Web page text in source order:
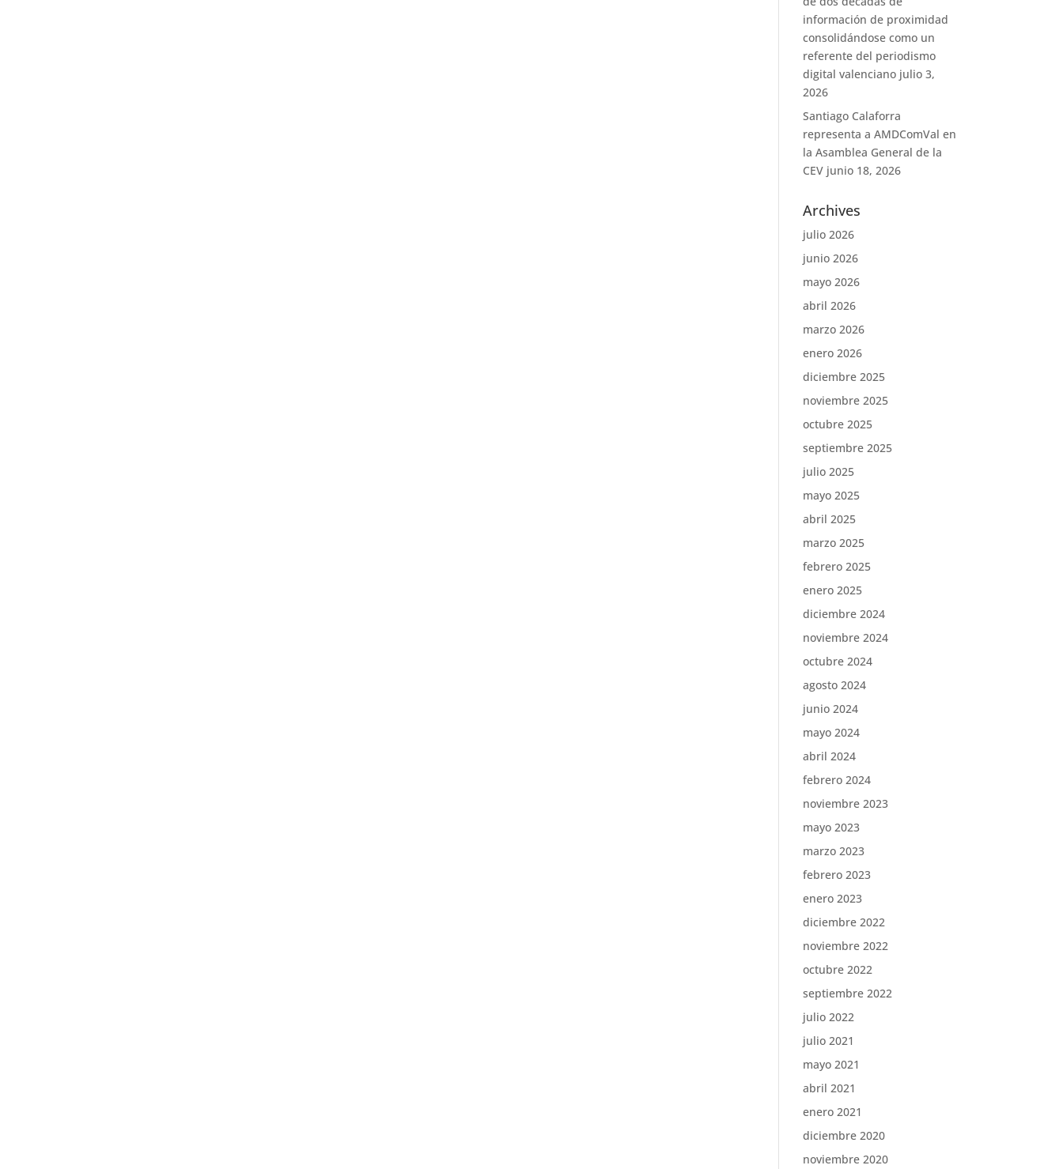
información de proximidad
consolidándose como un
referente del periodismo
digital valenciano julio 3,
2026
Santiago Calaforra
representa a AMDComVal en
la Asamblea General de la
CEV junio 18, 2026
Archives
julio 2026
junio 2026
mayo 2026
abril 2026
marzo 2026
enero 2026
diciembre 2025
noviembre 2025
octubre 2025
septiembre 2025
julio 2025
mayo 2025
abril 2025
marzo 2025
febrero 2025
enero 2025
diciembre 2024
noviembre 2024
octubre 2024
agosto 2024
junio 2024
mayo 2024
abril 2024
febrero 2024
noviembre 2023
mayo 2023
marzo 2023
febrero 2023
enero 2023
diciembre 2022
noviembre 2022
octubre 2022
septiembre 2022
julio 2022
julio 2021
mayo 2021
abril 2021
enero 2021
diciembre 2020
noviembre 2020